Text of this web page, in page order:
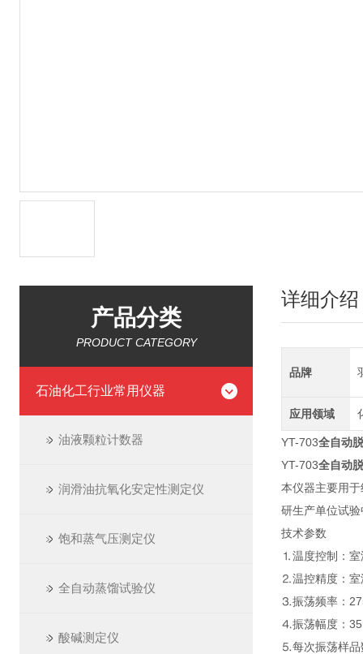
产品分类
PRODUCT CATEGORY
石油化工行业常用仪器
油液颗粒计数器
润滑油抗氧化安定性测定仪
饱和蒸气压测定仪
全自动蒸馏试验仪
酸碱测定仪
详细介绍
品牌
应用领域
YT-703全自动
YT-703全自动
本仪器主要用
研生产单位试
技术参数
⒈温度控制：
⒉温控精度：
⒊振荡频率：
⒋振荡幅度：
⒌每次振荡样品